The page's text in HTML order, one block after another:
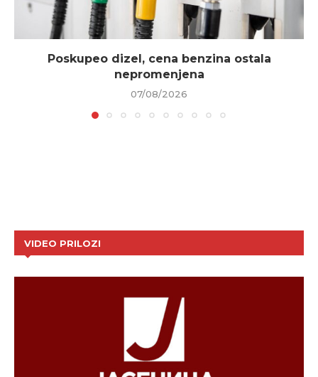
Poskupeo dizel, cena benzina ostala
nepromenjena
07/08/2026
VIDEO PRILOZI